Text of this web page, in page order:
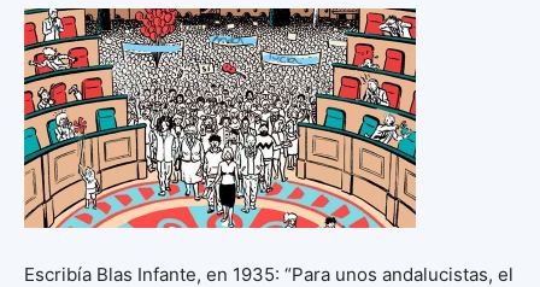
Escribía Blas Infante, en 1935: “Para unos andalucistas, el